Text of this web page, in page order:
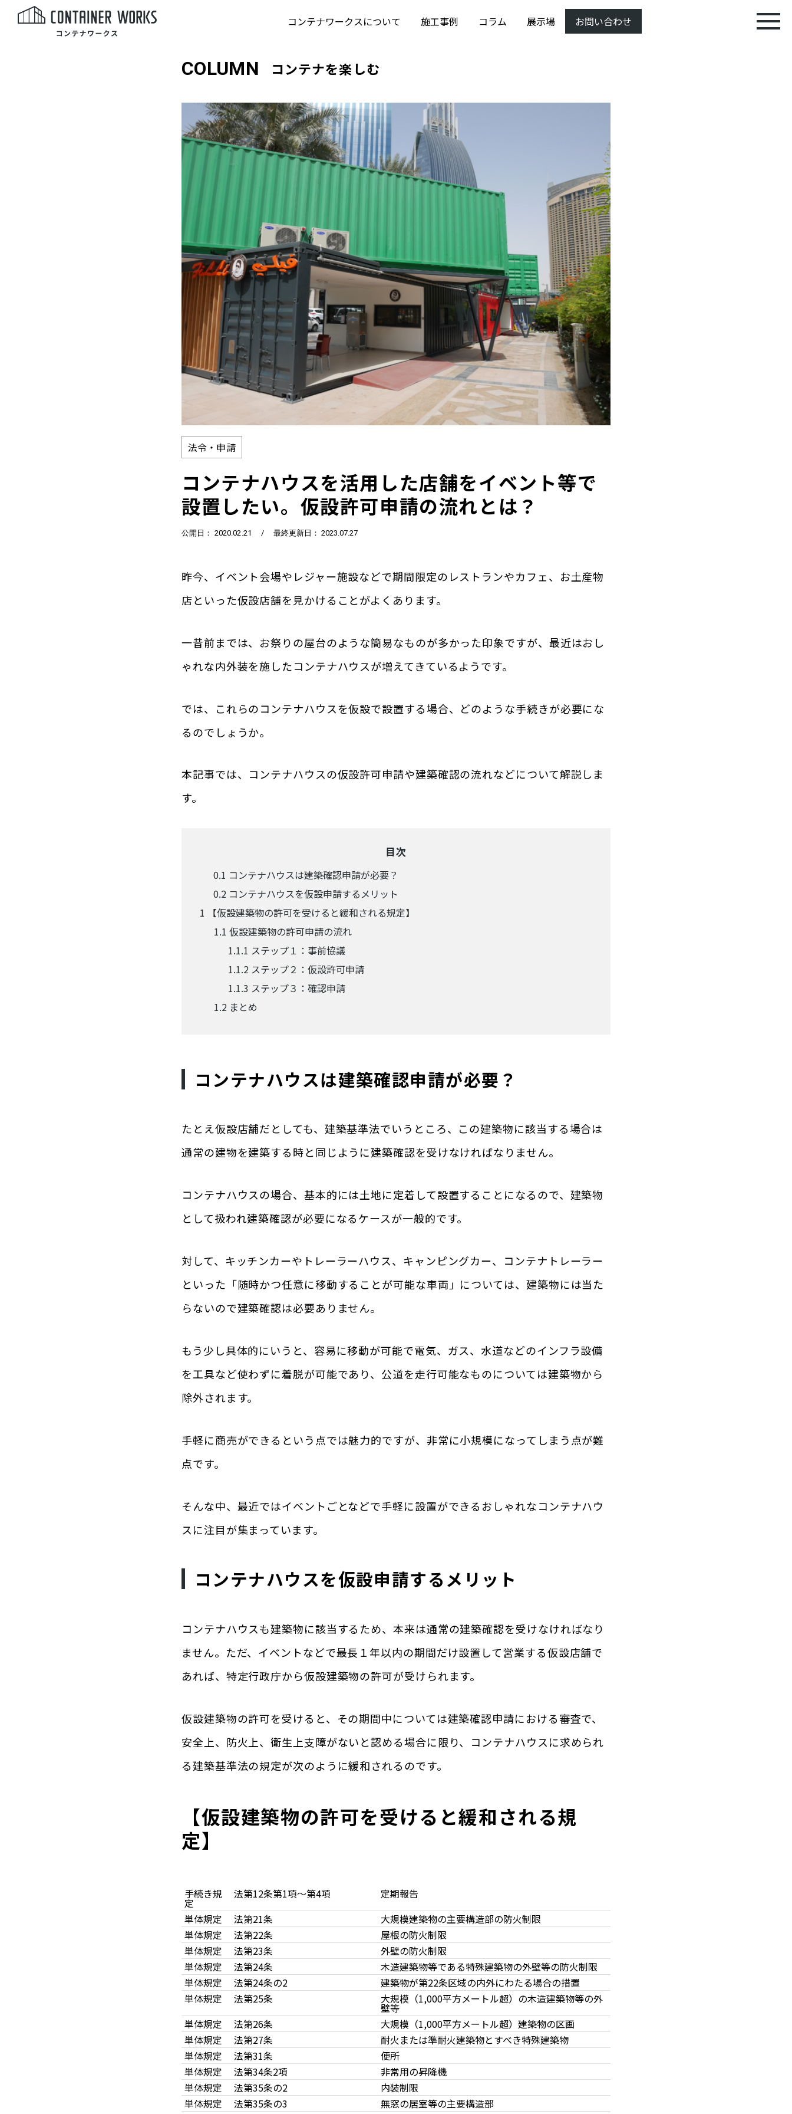
コンテナワークスについて 施工事例 コラム 展示場 お問い合わせ
コンテナを楽しむ
COLUMN
法令・申請
コンテナハウスを活用した店舗をイベント等で
設置したい。仮設許可申請の流れとは？
公開日： 2020.02.21 /最終更新日： 2023.07.27
昨今、イベント会場やレジャー施設などで期間限定のレストランやカフェ、お土産物
店といった仮設店舗を見かけることがよくあります。
一昔前までは、お祭りの屋台のような簡易なものが多かった印象ですが、最近はおし
ゃれな内外装を施したコンテナハウスが増えてきているようです。
では、これらのコンテナハウスを仮設で設置する場合、どのような手続きが必要にな
るのでしょうか。
本記事では、コンテナハウスの仮設許可申請や建築確認の流れなどについて解説しま
す。
目次
0.1 コンテナハウスは建築確認申請が必要？
0.2コンテナハウスを仮設申請するメリット
1 【仮設建築物の許可を受けると緩和される規定】
1.1 仮設建築物の許可申請の流れ
1.1.1 ステップ１：事前協議
1.1.2 ステップ２：仮設許可申請
1.1.3 ステップ３：確認申請
1.2 まとめ
コンテナハウスは建築確認申請が必要？
たとえ仮設店舗だとしても、建築基準法でいうところ、この建築物に該当する場合は
通常の建物を建築する時と同じように建築確認を受けなければなりません。
コンテナハウスの場合、基本的には土地に定着して設置することになるので、建築物
として扱われ建築確認が必要になるケースが一般的です。
対して、キッチンカーやトレーラーハウス、キャンピングカー、コンテナトレーラー
といった「随時かつ任意に移動することが可能な車両」については、建築物には当た
らないので建築確認は必要ありません。
もう少し具体的にいうと、容易に移動が可能で電気、ガス、水道などのインフラ設備
を工具など使わずに着脱が可能であり、公道を走行可能なものについては建築物から
除外されます。
手軽に商売ができるという点では魅力的ですが、非常に小規模になってしまう点が難
点です。
そんな中、最近ではイベントごとなどで手軽に設置ができるおしゃれなコンテナハウ
スに注目が集まっています。
コンテナハウスを仮設申請するメリット
コンテナハウスも建築物に該当するため、本来は通常の建築確認を受けなければなり
ません。ただ、イベントなどで最長１年以内の期間だけ設置して営業する仮設店舗で
あれば、特定行政庁から仮設建築物の許可が受けられます。
仮設建築物の許可を受けると、その期間中については建築確認申請における審査で、
安全上、防火上、衛生上支障がないと認める場合に限り、コンテナハウスに求められ
る建築基準法の規定が次のように緩和されるのです。
【仮設建築物の許可を受けると緩和される規
定】
手続き規
定
法第12条第1項～第4項
定期報告
単体規定
法第21条
大規模建築物の主要構造部の防火制限
単体規定
法第22条
屋根の防火制限
単体規定
法第23条
外壁の防火制限
単体規定
法第24条
木造建築物等である特殊建築物の外壁等の防火制限
単体規定
法第24条の2
建築物が第22条区域の内外にわたる場合の措置
単体規定
法第25条 大規模（1,000平方メートル超）の木造建築物等の外
壁等
単体規定
法第26条
大規模（1,000平方メートル超）建築物の区画
単体規定
法第27条
耐火または準耐火建築物とすべき特殊建築物
単体規定
法第31条
便所
単体規定
法第34条2項
非常用の昇降機
単体規定
法第35条の2
内装制限
単体規定
法第35条の3
無窓の居室等の主要構造部